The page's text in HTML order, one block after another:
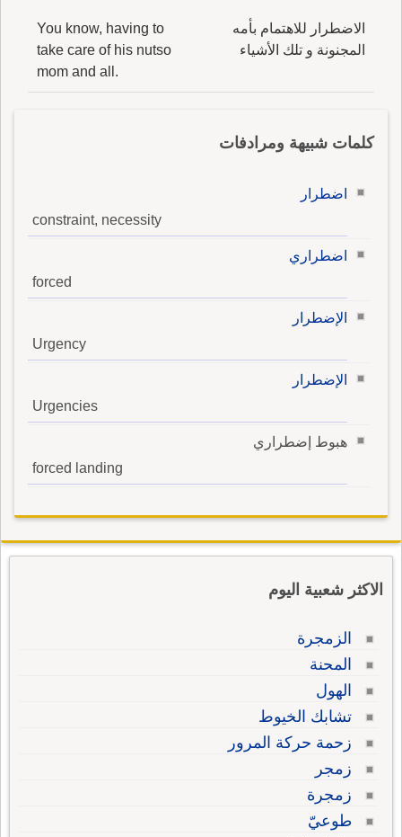
الاضطرار للاهتمام بأمه
المجنونة و تلك الأشياء
You know, having to
take care of his nutso
mom and all.
كلمات شبيهة ومرادفات
اضطرار
constraint, necessity
اضطراري
forced
الإضطرار
Urgency
الإضطرار
Urgencies
هبوط إضطراري
forced landing
الاكثر شعبية اليوم
الزمجرة
المحنة
الهول
تشابك الخيوط
زحمة حركة المرور
زمجر
زمجرة
طوعيّ